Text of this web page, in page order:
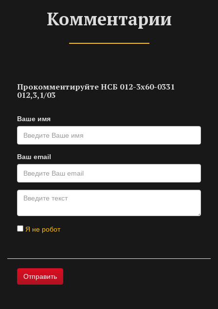
Комментарии
Прокомментируйте НСБ 012-3х60-0331
012,3,1/03
Ваше имя
Ваш email
Я не робот